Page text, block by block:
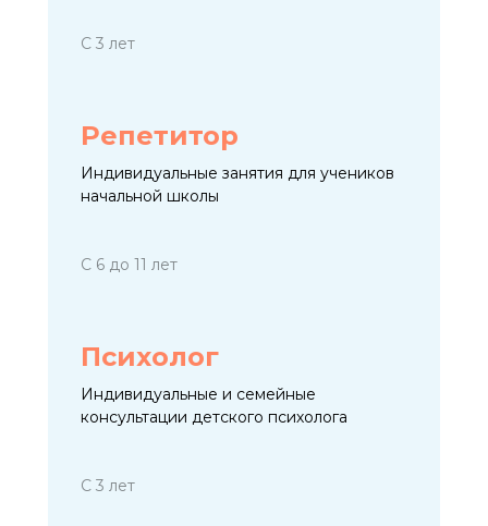
С 3 лет
Репетитор
Индивидуальные занятия для учеников
начальной школы
С 6 до 11 лет
Психолог
Индивидуальные и семейные
консультации детского психолога
С 3 лет